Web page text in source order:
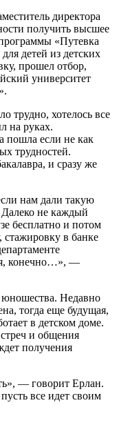
директора
получить высшее
«Путевка
детей из детских
прошел отбор,
университет
трудно, хотелось все
на руках.
пошла если не как
трудностей.
и сразу же
нам дали такую
Далеко не каждый
бесплатно и потом
стажировку в банке
конечно…», —
Недавно
тогда еще будущая,
в детском доме.
и общения
получения
— говорит Ерлан.
все идет своим